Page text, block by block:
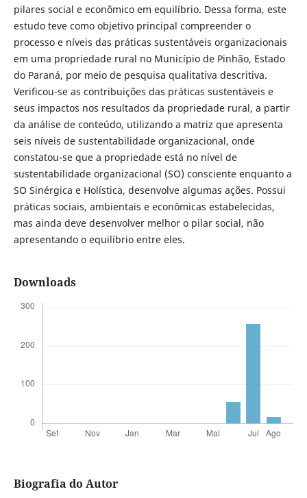
pilares social e econômico em equilíbrio. Dessa forma, este
estudo teve como objetivo principal compreender o
processo e níveis das práticas sustentáveis organizacionais
em uma propriedade rural no Município de Pinhão, Estado
do Paraná, por meio de pesquisa qualitativa descritiva.
Verificou-se as contribuições das práticas sustentáveis e
seus impactos nos resultados da propriedade rural, a partir
da análise de conteúdo, utilizando a matriz que apresenta
seis níveis de sustentabilidade organizacional, onde
constatou-se que a propriedade está no nível de
sustentabilidade organizacional (SO) consciente enquanto a
SO Sinérgica e Holística, desenvolve algumas ações. Possui
práticas sociais, ambientais e econômicas estabelecidas,
mas ainda deve desenvolver melhor o pilar social, não
apresentando o equilíbrio entre eles.
Downloads
Biografia do Autor